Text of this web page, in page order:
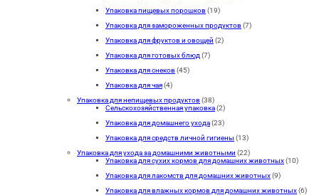
Упаковка пищевых порошков(19)
Упаковка для замороженных продуктов(7)
Упаковка для фруктов и овощей (2)
Упаковка для готовых блюд (7)
Упаковка для снеков(45)
Упаковка для чая(4)
Упаковка для непищевых продуктов(38)
Сельскохозяйственная упаковка(2)
Упаковка для домашнего ухода(23)
Упаковка для средств личной гигиены (13)
Упаковка для ухода за домашними животными (22)
Упаковка для сухих кормов для домашних животных(10)
Упаковка для лакомств для домашних животных(9)
Упаковка для влажных кормов для домашних животных(6)